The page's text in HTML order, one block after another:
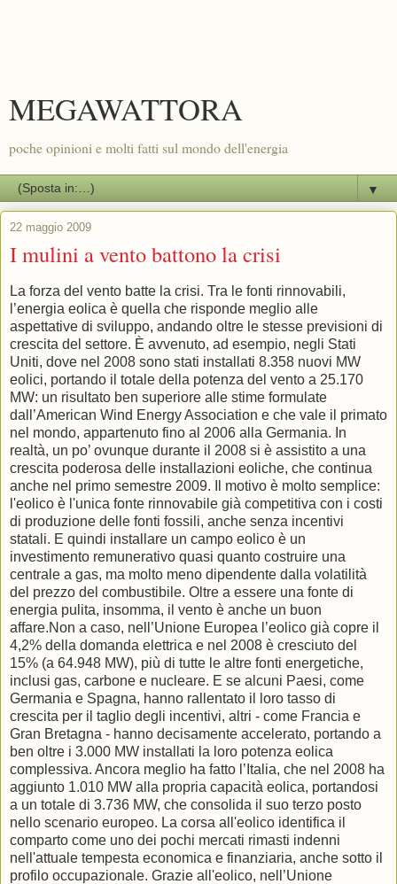
MEGAWATTORA
poche opinioni e molti fatti sul mondo dell'energia
▼
22 maggio 2009
I mulini a vento battono la crisi
La forza del vento batte la crisi. Tra le fonti rinnovabili,
l’energia eolica è quella che risponde meglio alle
aspettative di sviluppo, andando oltre le stesse previsioni di
crescita del settore. È avvenuto, ad esempio, negli Stati
Uniti, dove nel 2008 sono stati installati 8.358 nuovi MW
eolici, portando il totale della potenza del vento a 25.170
MW: un risultato ben superiore alle stime formulate
dall’American Wind Energy Association e che vale il primato
nel mondo, appartenuto fino al 2006 alla Germania. In
realtà, un po’ ovunque durante il 2008 si è assistito a una
crescita poderosa delle installazioni eoliche, che continua
anche nel primo semestre 2009. Il motivo è molto semplice:
l'eolico è l'unica fonte rinnovabile già competitiva con i costi
di produzione delle fonti fossili, anche senza incentivi
statali. E quindi installare un campo eolico è un
investimento remunerativo quasi quanto costruire una
centrale a gas, ma molto meno dipendente dalla volatilità
del prezzo del combustibile. Oltre a essere una fonte di
energia pulita, insomma, il vento è anche un buon
affare.Non a caso, nell’Unione Europea l’eolico già copre il
4,2% della domanda elettrica e nel 2008 è cresciuto del
15% (a 64.948 MW), più di tutte le altre fonti energetiche,
inclusi gas, carbone e nucleare. E se alcuni Paesi, come
Germania e Spagna, hanno rallentato il loro tasso di
crescita per il taglio degli incentivi, altri - come Francia e
Gran Bretagna - hanno decisamente accelerato, portando a
ben oltre i 3.000 MW installati la loro potenza eolica
complessiva. Ancora meglio ha fatto l’Italia, che nel 2008 ha
aggiunto 1.010 MW alla propria capacità eolica, portandosi
a un totale di 3.736 MW, che consolida il suo terzo posto
nello scenario europeo. La corsa all'eolico identifica il
comparto come uno dei pochi mercati rimasti indenni
nell'attuale tempesta economica e finanziaria, anche sotto il
profilo occupazionale. Grazie all'eolico, nell’Unione